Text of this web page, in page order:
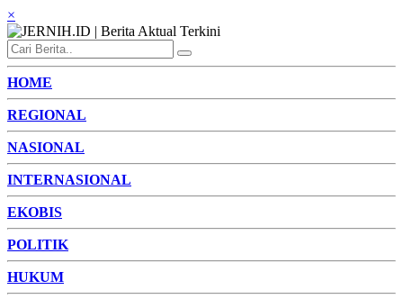
×
HOME
REGIONAL
NASIONAL
INTERNASIONAL
EKOBIS
POLITIK
HUKUM